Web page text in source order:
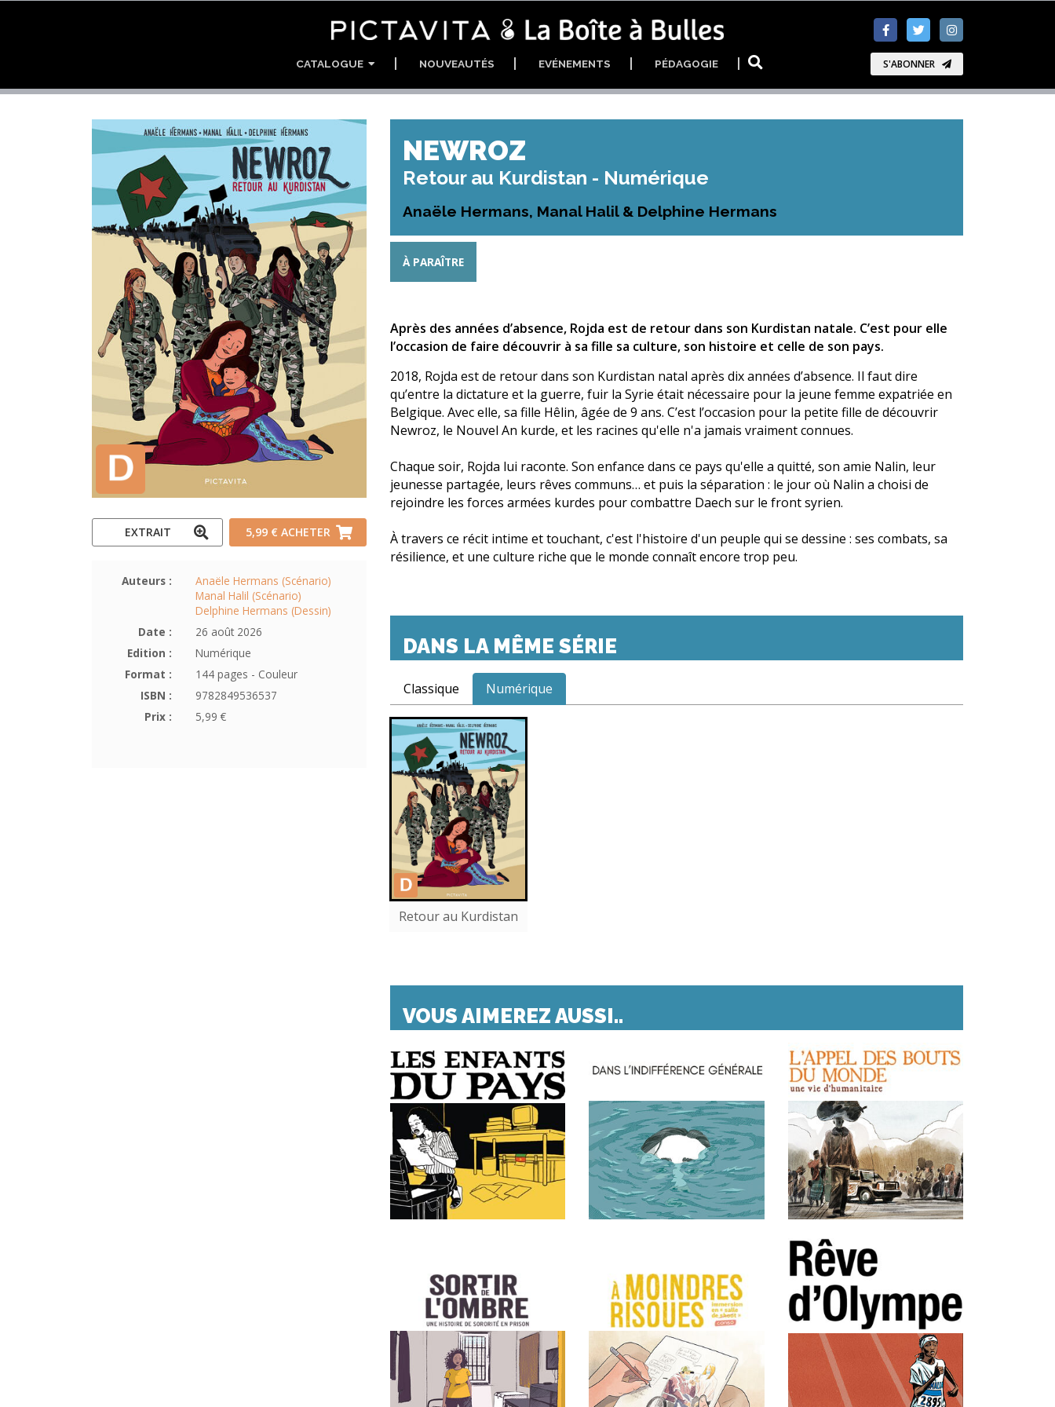
S'ABONNER
CATALOGUE NOUVEAUTÉS EVÉNEMENTS PÉDAGOGIE
EXTRAIT 5,99 € ACHETER
Auteurs :
Anaële Hermans (Scénario)
Manal Halil (Scénario)
Delphine Hermans (Dessin)
Date :
26 août 2026
Edition :
Numérique
Format :
144 pages - Couleur
ISBN :
9782849536537
Prix :
5,99 €
NEWROZ
Retour au Kurdistan - Numérique
Anaële Hermans, Manal Halil & Delphine Hermans
À PARAÎTRE
Après des années d’absence, Rojda est de retour dans son Kurdistan natale. C’est pour elle
l’occasion de faire découvrir à sa fille sa culture, son histoire et celle de son pays.
2018, Rojda est de retour dans son Kurdistan natal après dix années d’absence. Il faut dire
qu’entre la dictature et la guerre, fuir la Syrie était nécessaire pour la jeune femme expatriée en
Belgique. Avec elle, sa fille Hêlin, âgée de 9 ans. C’est l’occasion pour la petite fille de découvrir
Newroz, le Nouvel An kurde, et les racines qu'elle n'a jamais vraiment connues.
Chaque soir, Rojda lui raconte. Son enfance dans ce pays qu'elle a quitté, son amie Nalin, leur
jeunesse partagée, leurs rêves communs… et puis la séparation : le jour où Nalin a choisi de
rejoindre les forces armées kurdes pour combattre Daech sur le front syrien.
À travers ce récit intime et touchant, c'est l'histoire d'un peuple qui se dessine : ses combats, sa
résilience, et une culture riche que le monde connaît encore trop peu.
DANS LA MÊME SÉRIE
Classique Numérique
Retour au Kurdistan
VOUS AIMEREZ AUSSI..